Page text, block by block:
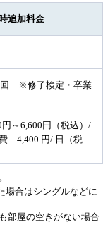
追加料金
回 ※修了検定・卒業
～6,600円（税込）/
4,400 円/ 日（税
場合はシングルなどに
部屋の空きがない場合